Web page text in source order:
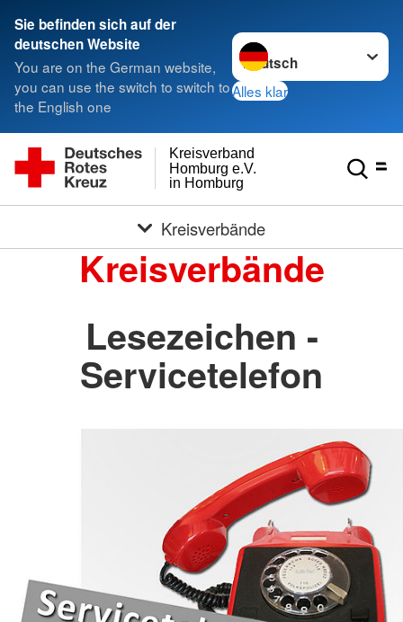
Sie befinden sich auf der
deutschen Website
You are on the German website,
you can use the switch to switch to
the English one
Sprache wechseln zu
Alles klar
in Homburg
Homburg e.V.
Kreisverband
Kreisverbände
Kreisverbände
Lesezeichen -
Servicetelefon